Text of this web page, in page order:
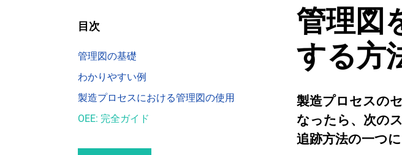
管理図
する方
製造プロセスの
なったら、次の
追跡方法の一つ
目次
管理図の基礎
わかりやすい例
製造プロセスにおける管理図の使用
OEE: 完全ガイド